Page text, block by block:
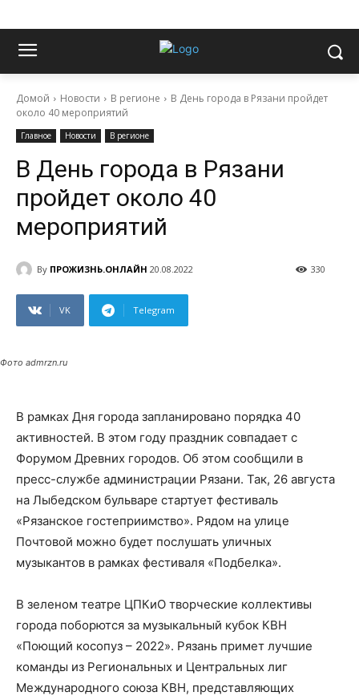
Домой Новости В регионе
В День города в Рязани пройдет
около 40 мероприятий
Главное Новости В регионе
В День города в Рязани
пройдет около 40
мероприятий
By ПРОЖИЗНЬ.ОНЛАЙН 20.08.2022 330
VK Telegram
Фото admrzn.ru
В рамках Дня города запланировано порядка 40
активностей. В этом году праздник совпадает с
Форумом Древних городов. Об этом сообщили в
пресс-службе администрации Рязани. Так, 26 августа
на Лыбедском бульваре стартует фестиваль
«Рязанское гостеприимство». Рядом на улице
Почтовой можно будет послушать уличных
музыкантов в рамках фестиваля «Подбелка».
В зеленом театре ЦПКиО творческие коллективы
города поборются за музыкальный кубок КВН
«Поющий косопуз – 2022». Рязань примет лучшие
команды из Региональных и Центральных лиг
Международного союза КВН, представляющих